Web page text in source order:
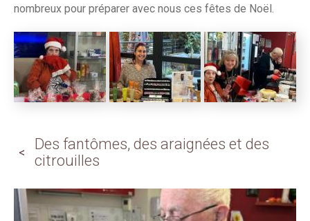
nombreux pour préparer avec nous ces fêtes de Noël.
Des fantômes, des araignées et des
citrouilles